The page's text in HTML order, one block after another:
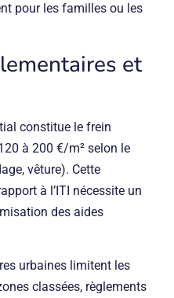
pour les familles ou les
et
constitue le frein
à 200 €/m² selon le
vêture). Cette
à l’ITI nécessite un
des aides
urbaines limitent les
classées, règlements